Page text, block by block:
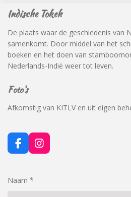
Indische Tokeh
De plaats waar de geschiedenis van
samenkomt. Door middel van het
boeken en het doen van
Nederlands-Indië weer tot leven.
Foto's
Afkomstig van KITLV en uit eigen
F
a
b
I
n
Naam *